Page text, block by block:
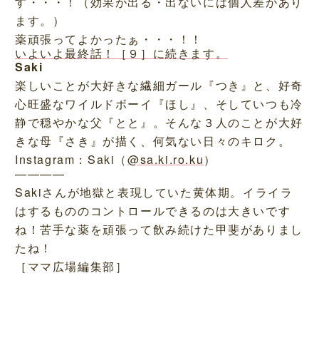
ます。）
薬頑張ってよかったぁ・・・！！
いよいよ最終話！［９］に続きます。
Saki
楽しいことが大好きな繊細ガール『つき』と、好奇
心旺盛なワイルドボーイ『ほし』、そしていつも冷
静で穏やかな父『とと』。そんな３人のことが大好
きな母『さき』が描く、何気ない日々のキロク。
Instagram：Saki（@sa.ki.ro.ku）
————
Sakiさんが地獄と表現していた黄体期。イライラ
はするもののコントロールできるのは大きいです
ね！苦手な薬を頑張って飲み続けた甲斐がありまし
たね！
［ママ広場編集部］